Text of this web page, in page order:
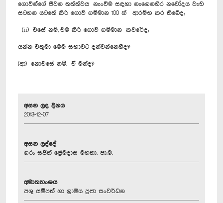
ගොවීන්ගේ ජීවන තත්ත්වය නැංවීම සඳහා නැගෙනහිර නවෝදය වැඩ
සටහන යටතේ කිරි ගොවි ගම්මාන 100 ක් ආරම්භ කර තිබේද;
(ii) එසේ නම්, එම කිරි ගොවි ගම්මාන කවරේද;
යන්න එතුමා මෙම සභාවට දන්වන්නෙහිද?
(ආ) නොඑසේ නම්, ඒ මන්ද?‍
අසන ලද දිනය
2013-12-07
අසන ලද්දේ
ගරු සජිත් ප්‍රේමදාස මහතා, පා.ම.
අමාත්‍යාංශය
පශු සම්පත් හා ග්‍රාමීය ප්‍රජා සංවර්ධන